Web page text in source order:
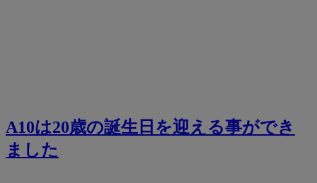
A10は20歳の誕生日を迎える事ができ
ました